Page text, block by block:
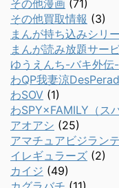
その他漫画 (71)
その他買取情報 (3)
まんが持ち込みシリ
まんが読み放題サー
ゆうえんち-バキ外伝-
わQP我妻涼
わSOV (1)
わSPY×FAMILY（ス
アオアシ (25)
アマチュアビジランテ
イレギュラーズ (2)
カイジ (49)